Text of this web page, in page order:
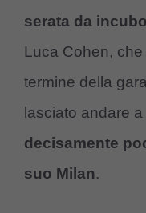
serata da incubo
Luca Cohen, che
termine della
lasciato andare
decisamente
suo Milan.